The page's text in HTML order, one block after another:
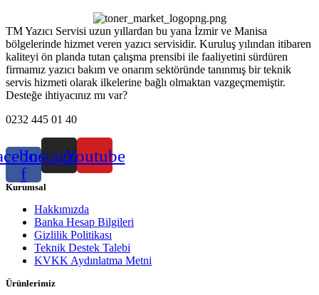
TM Yazıcı Servisi uzun yıllardan bu yana İzmir ve Manisa
bölgelerinde hizmet veren yazıcı servisidir. Kuruluş yılından itibaren
kaliteyi ön planda tutan çalışma prensibi ile faaliyetini sürdüren
firmamız yazıcı bakım ve onarım sektöründe tanınmış bir teknik
servis hizmeti olarak ilkelerine bağlı olmaktan vazgeçmemiştir.
Desteğe ihtiyacınız mı var?
0232 445 01 40
f
InstagramYoutube
Kurumsal
Hakkımızda
Banka Hesap Bilgileri
Gizlilik Politikası
Teknik Destek Talebi
KVKK Aydınlatma Metni
Ürünlerimiz